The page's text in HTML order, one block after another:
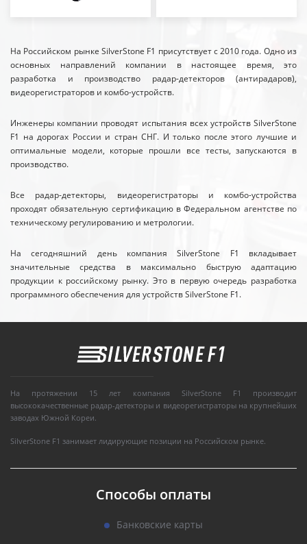
На Российском рынке SilverStone F1 присутствует с 2010 года. Одно из
основных направлений компании в настоящее время, это
разработка и производство радар-детекторов (антирадаров),
видеорегистраторов и комбо-устройств.
Инженеры компании проводят испытания всех устройств SilverStone
F1 на дорогах России и стран СНГ. И только после этого лучшие и
оптимальные модели, которые прошли все тесты, запускаются в
производство.
Все радар-детекторы, видеорегистраторы и комбо-устройства
проходят обязательную сертификацию в Федеральном агентстве по
техническому регулированию и метрологии.
На сегодняшний день компания SilverStone F1 вкладывает
значительные средства в максимально быструю адаптацию
продукции к российскому рынку. Это в первую очередь разработка
программного обеспечения для устройств SilverStone F1.
На протяжении 15 лет компания SilverStone F1 производит
высококачественные радар-детекторы и видеорегистраторы на крупнейших
заводах Южной Кореи.
SilverStone F1 занимает лидирующие позиции на Российском рынке.
Способы оплаты
Банковские карты